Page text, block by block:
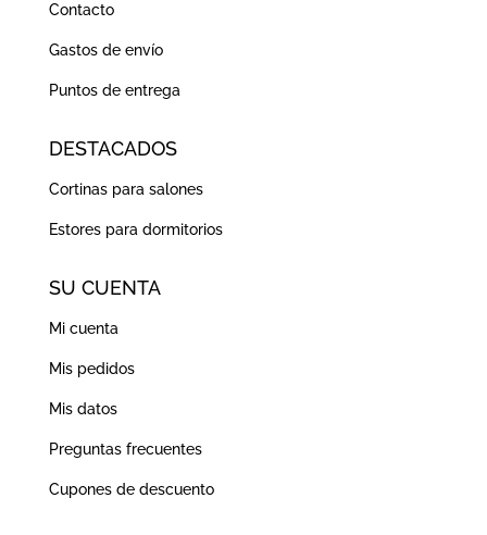
Contacto
Gastos de envío
Puntos de entrega
DESTACADOS
Cortinas para salones
Estores para dormitorios
SU CUENTA
Mi cuenta
Mis pedidos
Mis datos
Preguntas frecuentes
Cupones de descuento